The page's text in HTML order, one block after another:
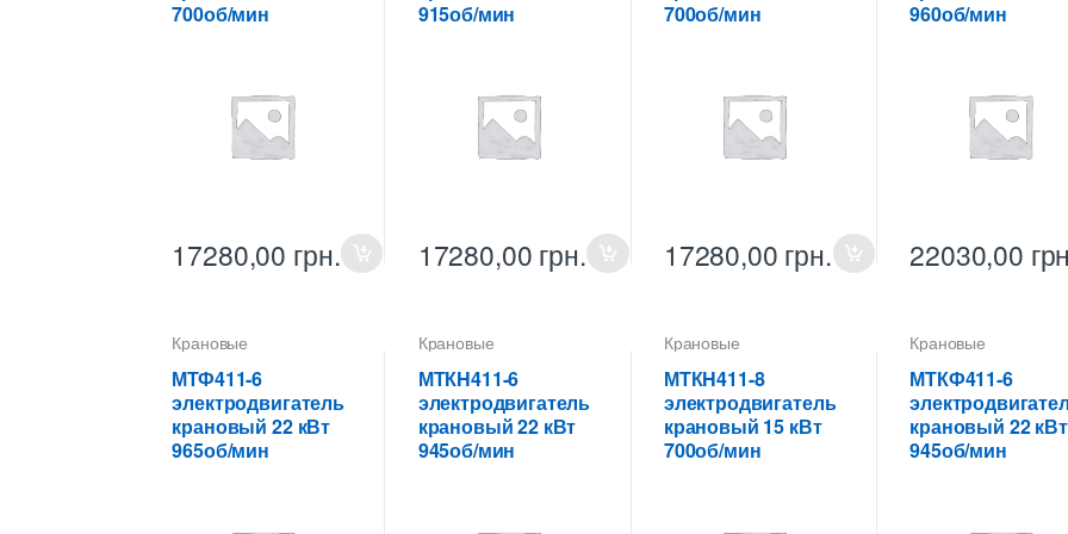
700об/мин
17280,00 грн.
915об/мин
17280,00 грн.
700об/мин
17280,00 грн.
960об/мин
22030,00
Крановые
электродвигатели
МТФ411-6
электродвигатель
крановый 22 кВт
965об/мин
Крановые
электродвигатели
МТКH411-6
электродвигатель
крановый 22 кВт
945об/мин
Крановые
электродвигатели
МТКH411-8
электродвигатель
крановый 15 кВт
700об/мин
Крановые
электродвигатели
МТКФ411-6
крановый 22 кВт
945об/мин